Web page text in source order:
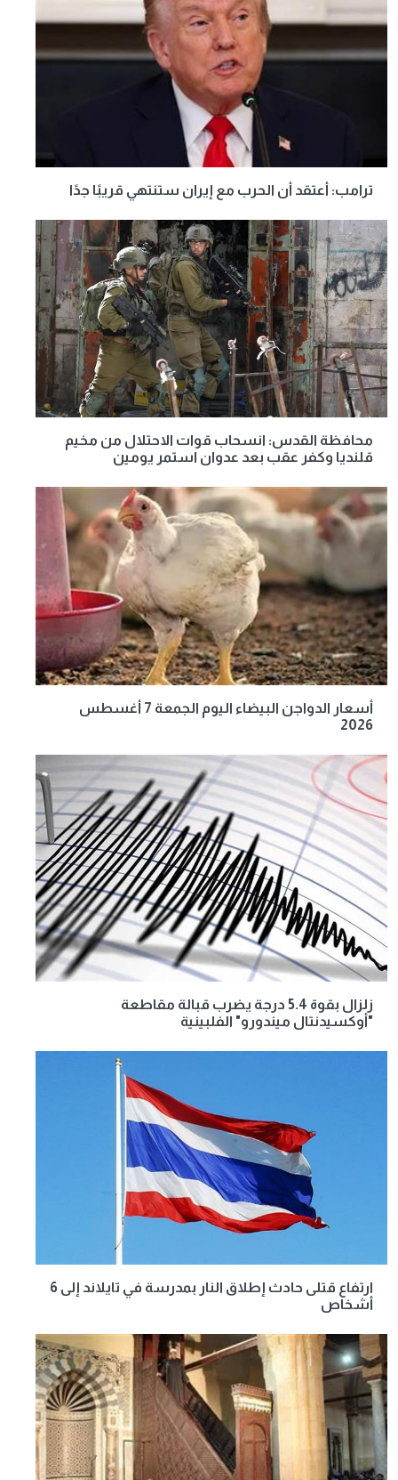
ترامب: أعتقد أن الحرب مع إيران ستنتهي قريبًا جدًا
محافظة القدس: انسحاب قوات الاحتلال من مخيم
قلنديا وكفر عقب بعد عدوان استمر يومين
أسعار الدواجن البيضاء اليوم الجمعة 7 أغسطس
2026
زلزال بقوة 5.4 درجة يضرب قبالة مقاطعة
"أوكسيدنتال ميندورو" الفلبينية
ارتفاع قتلى حادث إطلاق النار بمدرسة في تايلاند إلى 6
أشخاص